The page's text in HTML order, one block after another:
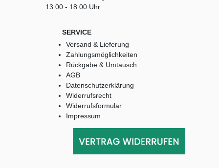
13.00 - 18.00 Uhr
SERVICE
Versand & Lieferung
Zahlungsmöglichkeiten
Rückgabe & Umtausch
AGB
Datenschutzerklärung
Widerrufsrecht
Widerrufsformular
Impressum